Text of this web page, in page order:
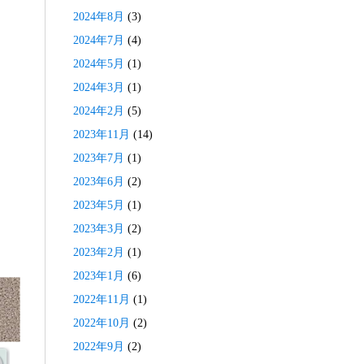
2024年8月 (3)
2024年7月 (4)
2024年5月 (1)
2024年3月 (1)
2024年2月 (5)
2023年11月 (14)
2023年7月 (1)
2023年6月 (2)
2023年5月 (1)
2023年3月 (2)
2023年2月 (1)
2023年1月 (6)
2022年11月 (1)
2022年10月 (2)
2022年9月 (2)